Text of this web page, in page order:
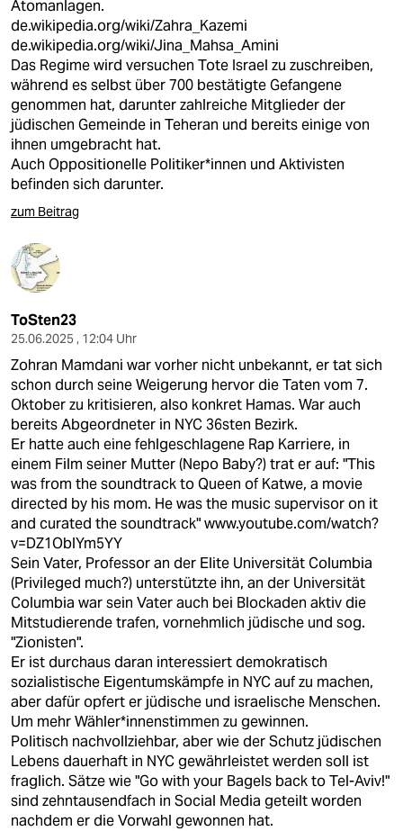
Atomanlagen.
de.wikipedia.org/wiki/Zahra_Kazemi
de.wikipedia.org/wiki/Jina_Mahsa_Amini
Das Regime wird versuchen Tote Israel zu zuschreiben,
während es selbst über 700 bestätigte Gefangene
genommen hat, darunter zahlreiche Mitglieder der
jüdischen Gemeinde in Teheran und bereits einige von
ihnen umgebracht hat.
Auch Oppositionelle Politiker*innen und Aktivisten
befinden sich darunter.
zum Beitrag
ToSten23
25.06.2025 , 12:04 Uhr
Zohran Mamdani war vorher nicht unbekannt, er tat sich
schon durch seine Weigerung hervor die Taten vom 7.
Oktober zu kritisieren, also konkret Hamas. War auch
bereits Abgeordneter in NYC 36sten Bezirk.
Er hatte auch eine fehlgeschlagene Rap Karriere, in
einem Film seiner Mutter (Nepo Baby?) trat er auf: "This
was from the soundtrack to Queen of Katwe, a movie
directed by his mom. He was the music supervisor on it
and curated the soundtrack"www.youtube.com/watch?
v=DZ1OblYm5YY
Sein Vater, Professor an der Elite Universität Columbia
(Privileged much?) unterstützte ihn, an der Universität
Columbia war sein Vater auch bei Blockaden aktiv die
Mitstudierende trafen, vornehmlich jüdische und sog.
"Zionisten".
Er ist durchaus daran interessiert demokratisch
sozialistische Eigentumskämpfe in NYC auf zu machen,
aber dafür opfert er jüdische und israelische Menschen.
Um mehr Wähler*innenstimmen zu gewinnen.
Politisch nachvollziehbar, aber wie der Schutz jüdischen
Lebens dauerhaft in NYC gewährleistet werden soll ist
fraglich. Sätze wie "Go with your Bagels back to Tel-Aviv!"
sind zehntausendfach in Social Media geteilt worden
nachdem er die Vorwahl gewonnen hat.